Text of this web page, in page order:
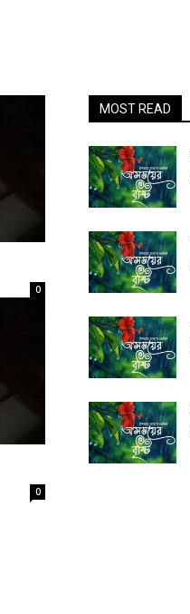
0
0
MOST READ